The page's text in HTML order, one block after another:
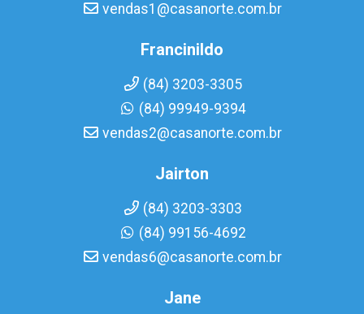
vendas1@casanorte.com.br
Francinildo
(84) 3203-3305
(84) 99949-9394
vendas2@casanorte.com.br
Jairton
(84) 3203-3303
(84) 99156-4692
vendas6@casanorte.com.br
Jane